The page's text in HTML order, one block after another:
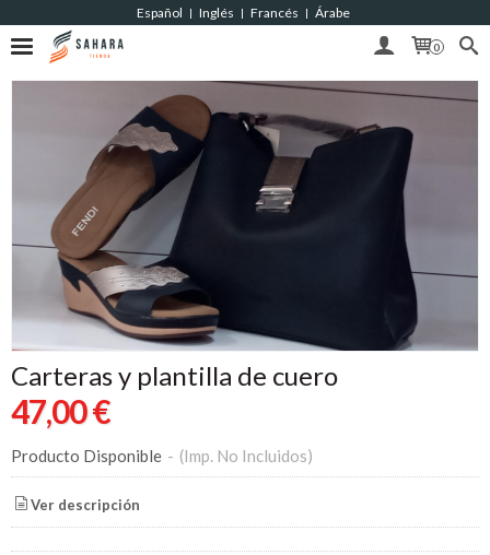
Español | Inglés | Francés | Árabe
0
Carteras y plantilla de cuero
47,00 €
Producto Disponible - (Imp. No Incluidos)
Ver descripción